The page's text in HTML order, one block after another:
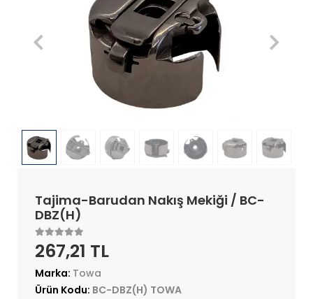
Tajima-Barudan Nakış Mekiği / BC-
DBZ(H)
267,21 TL
Marka: Towa
Ürün Kodu: BC-DBZ(H) TOWA